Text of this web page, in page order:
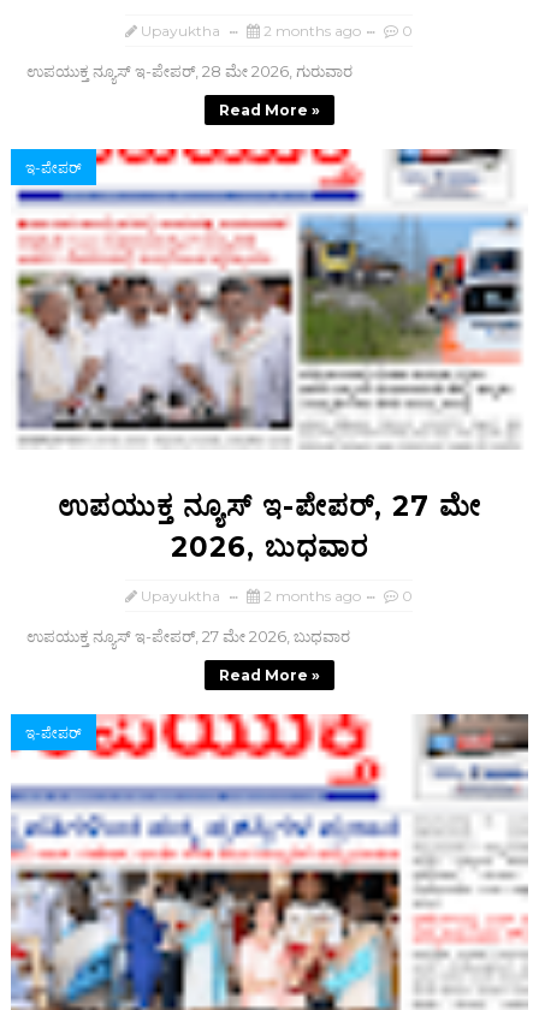
Upayuktha 2 months ago 0
ಉಪಯುಕ್ತ ನ್ಯೂಸ್ ಇ-ಪೇಪರ್, 28 ಮೇ 2026, ಗುರುವಾರ
Read More »
ಇ-ಪೇಪರ್‌
ಉಪಯುಕ್ತ ನ್ಯೂಸ್ ಇ-ಪೇಪರ್, 27 ಮೇ
2026, ಬುಧವಾರ
Upayuktha 2 months ago 0
ಉಪಯುಕ್ತ ನ್ಯೂಸ್ ಇ-ಪೇಪರ್, 27 ಮೇ 2026, ಬುಧವಾರ
Read More »
ಇ-ಪೇಪರ್‌